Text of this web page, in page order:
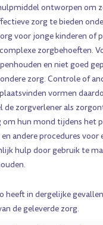
ontworpen om
zorg te bieden
voor jonge kinderen of
zorgbehoeften.
en niet goed
zorg. Controle of
vormen
de zorgverlener als
om hun mond tijdens het
andere procedures voor
hulp door gebruik te
heeft in dergelijke
de geleverde zorg.